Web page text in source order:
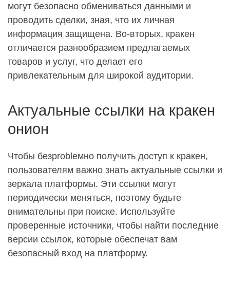
могут безопасно обмениваться данными и
проводить сделки, зная, что их личная
информация защищена. Во-вторых, кракен
отличается разнообразием предлагаемых
товаров и услуг, что делает его
привлекательным для широкой аудитории.
Актуальные ссылки на кракен
онион
Чтобы безprobleмно получить доступ к кракен,
пользователям важно знать актуальные ссылки и
зеркала платформы. Эти ссылки могут
периодически меняться, поэтому будьте
внимательны при поиске. Используйте
проверенные источники, чтобы найти последние
версии ссылок, которые обеспечат вам
безопасный вход на платформу.